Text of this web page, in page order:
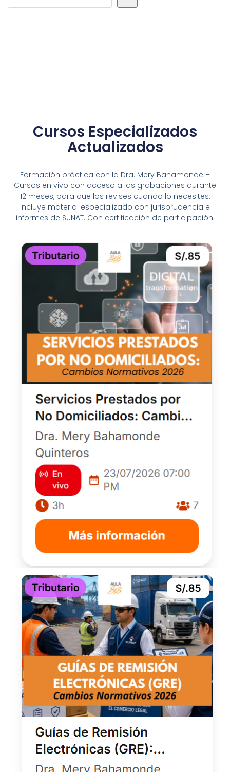
Cursos Especializados
Actualizados
Formación práctica con la Dra. Mery Bahamonde –
Cursos en vivo con acceso a las grabaciones durante
12 meses, para que los revises cuando lo necesites.
Incluye material especializado con jurisprudencia e
informes de SUNAT. Con certificación de participación.